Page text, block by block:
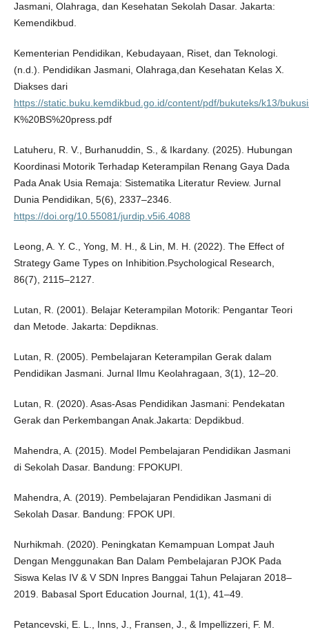
Jasmani, Olahraga, dan Kesehatan Sekolah Dasar. Jakarta:
Kemendikbud.
Kementerian Pendidikan, Kebudayaan, Riset, dan Teknologi.
(n.d.). Pendidikan Jasmani, Olahraga,dan Kesehatan Kelas X.
Diakses dari
https://static.buku.kemdikbud.go.id/content/pdf/bukuteks/k13/
K%20BS%20press.pdf
Latuheru, R. V., Burhanuddin, S., & Ikardany. (2025). Hubungan
Koordinasi Motorik Terhadap Keterampilan Renang Gaya Dada
Pada Anak Usia Remaja: Sistematika Literatur Review. Jurnal
Dunia Pendidikan, 5(6), 2337–2346.
https://doi.org/10.55081/jurdip.v5i6.4088
Leong, A. Y. C., Yong, M. H., & Lin, M. H. (2022). The Effect of
Strategy Game Types on Inhibition.Psychological Research,
86(7), 2115–2127.
Lutan, R. (2001). Belajar Keterampilan Motorik: Pengantar Teori
dan Metode. Jakarta: Depdiknas.
Lutan, R. (2005). Pembelajaran Keterampilan Gerak dalam
Pendidikan Jasmani. Jurnal Ilmu Keolahragaan, 3(1), 12–20.
Lutan, R. (2020). Asas-Asas Pendidikan Jasmani: Pendekatan
Gerak dan Perkembangan Anak.Jakarta: Depdikbud.
Mahendra, A. (2015). Model Pembelajaran Pendidikan Jasmani
di Sekolah Dasar. Bandung: FPOKUPI.
Mahendra, A. (2019). Pembelajaran Pendidikan Jasmani di
Sekolah Dasar. Bandung: FPOK UPI.
Nurhikmah. (2020). Peningkatan Kemampuan Lompat Jauh
Dengan Menggunakan Ban Dalam Pembelajaran PJOK Pada
Siswa Kelas IV & V SDN Inpres Banggai Tahun Pelajaran 2018–
2019. Babasal Sport Education Journal, 1(1), 41–49.
Petancevski, E. L., Inns, J., Fransen, J., & Impellizzeri, F. M.